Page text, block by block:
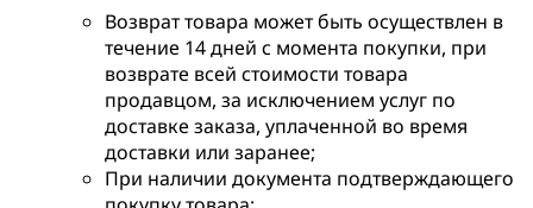
Возврат товара может быть осуществлен в
течение 14 дней с момента покупки, при
возврате всей стоимости товара
продавцом, за исключением услуг по
доставке заказа, уплаченной во время
доставки или заранее;
При наличии документа подтверждающего